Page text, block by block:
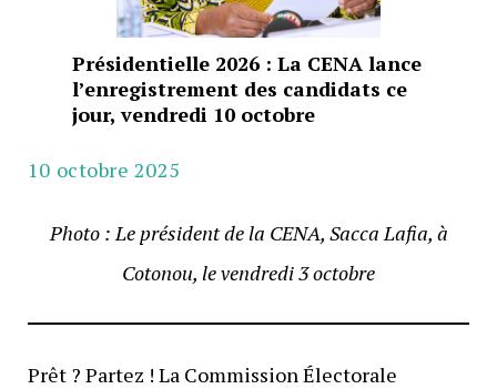
Présidentielle 2026 : La CENA lance
l’enregistrement des candidats ce
jour, vendredi 10 octobre
10 octobre 2025
Photo : Le président de la CENA, Sacca Lafia, à
Cotonou, le vendredi 3 octobre
Prêt ? Partez ! La Commission Électorale